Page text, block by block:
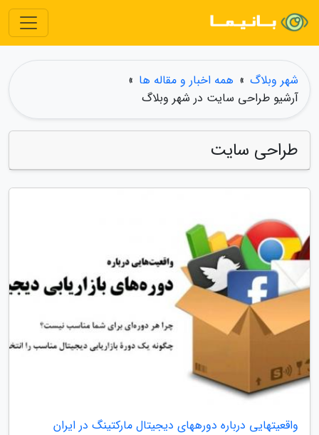
شهر وبلاگ » همه اخبار و مقاله ها »
آرشیو طراحی سایت در شهر وبلاگ
طراحی سایت
واقعیتهایی درباره دورههای دیجیتال مارکتینگ در ایران